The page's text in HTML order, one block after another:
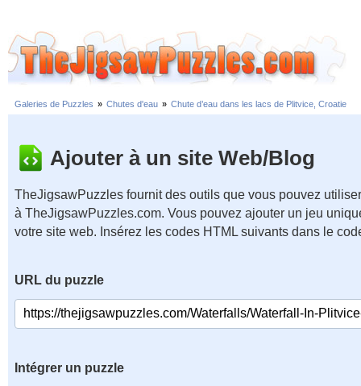
Galeries de Puzzles » Chutes d'eau » Chute d’eau dans les lacs de Plitvice, Croatie
Ajouter à un site Web/Blog
TheJigsawPuzzles fournit des outils que vous pouvez
à TheJigsawPuzzles.com. Vous pouvez ajouter un jeu
votre site web. Insérez les codes HTML suivants dans le
URL du puzzle
Intégrer un puzzle